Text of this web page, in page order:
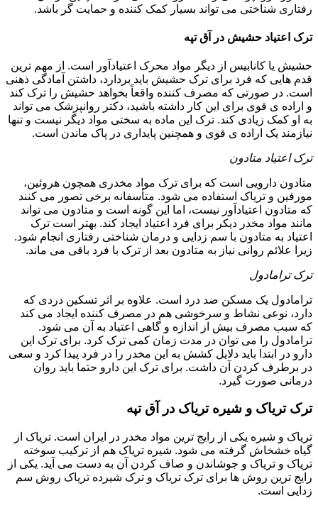
رفتاری شناختی می تواند بسیار کمک کننده و حمایت گر باشد.
ترک اعتیاد حشیش در آق تپه
حشیش یا کانابیس از دیگر مواد محرک اعتیادآور است. از مهم ترین
قدم هایی که فرد برای ترک حشیش باید بردارد، داشتن آمادگی ذهنی
است. در صورتی که مصرف کننده واقعاً بخواهد حشیش را ترک کند
و اراده ی قوی برای این کار داشته باشید، دکتر روانپزشک می تواند
به او کمک زیادی کند. ترک این ماده به سختی مواد دیگر نیست و تنها
نیازمند یک اراده ی قوی و همچنین پایداری در پاک ماندن است.
ترک اعتیاد متادون
متادون دارویی است که برای ترک مواد مخدری همچون هروئین،
مورفین و تریاک استفاده می شود. متأسفانه برخی تصور می کنند
که متادون اعتیادآور نیست، اما این گونه است و متادون می تواند
مانند مواد مخدر دیکر برای فرد اعتیاد ایجاد کند. بهتر است ترک
اعتیاد به متادون با سم زدایی و درمان شناختی رفتاری انجام شود.
زیرا علائم روانی نیاز به متادون بعد از ترک با فرد باقی می ماند.
ترک ترامادول
ترامادول یک مسکن ضد درد است. علاوه بر اثر تسکین دردی که
دارد، نوعی نشاط و سرخوشی هم در مصرف کننده ایجاد می کند
که سبب مصرف بیش از اندازه و گاهی اعتیاد به آن می شود.
ترامادول را می توان در مدت زمان کمی ترک کرد. برای ترک این
دارو در ابتدا باید دلایل کشش به این مخدر را در فرد پیدا کرد و سعی
در برطرف کردن آن داشت. برای ترک این دارو حتما باید روان
درمانی صورت گیرد.
ترک تریاک و شیره تریاک در آق تپه
تریاک و شیره یکی از رایج ترین مواد مخدر در ایران است. تریاک از
گیاه خشخاش گرفته می شود. شیره تریاک هم از ترکیب سوخته
تریاک و تریاک و جوشاندن و صاف کردن آن به دست می آید. یکی از
رایج ترین روش ها برای ترک تریاک و ترک شیرده تریاک روش سم
زدایی است.